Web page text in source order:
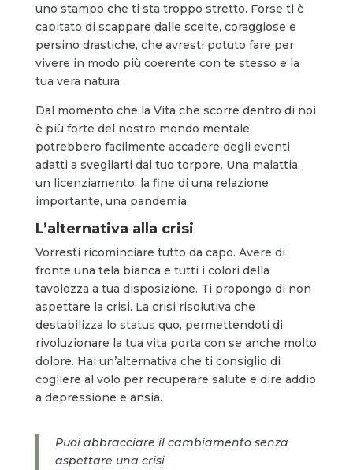
uno stampo che ti sta troppo stretto. Forse ti è
capitato di scappare dalle scelte, coraggiose e
persino drastiche, che avresti potuto fare per
vivere in modo più coerente con te stesso e la
tua vera natura.
Dal momento che la Vita che scorre dentro di noi
è più forte del nostro mondo mentale,
potrebbero facilmente accadere degli eventi
adatti a svegliarti dal tuo torpore. Una malattia,
un licenziamento, la fine di una relazione
importante, una pandemia.
L’alternativa alla crisi
Vorresti ricominciare tutto da capo. Avere di
fronte una tela bianca e tutti i colori della
tavolozza a tua disposizione. Ti propongo di non
aspettare la crisi. La crisi risolutiva che
destabilizza lo status quo, permettendoti di
rivoluzionare la tua vita porta con se anche molto
dolore. Hai un’alternativa che ti consiglio di
cogliere al volo per recuperare salute e dire addio
a depressione e ansia.
Puoi abbracciare il cambiamento senza
aspettare una crisi